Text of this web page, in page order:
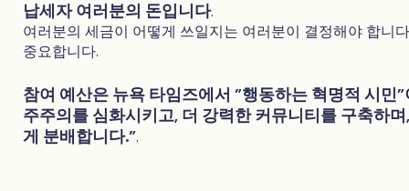
납세자 여러분의 돈입니다.
여러분의 세금이 어떻게 쓰일지는 여러분이 결정해야 합니
중요합니다.
참여 예산은 뉴욕 타임즈에서 "행동하는 혁명적 시민
주주의를 심화시키고, 더 강력한 커뮤니티를 구축하
게 분배합니다.".